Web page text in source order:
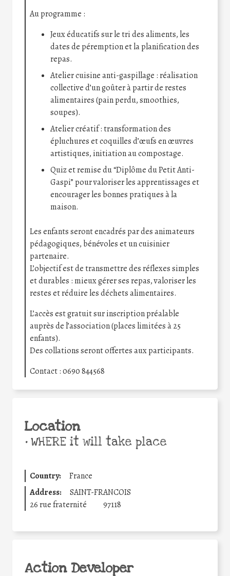
Au programme :
Jeux éducatifs sur le tri des aliments, les
dates de péremption et la planification des
repas.
Atelier cuisine anti-gaspillage : réalisation
collective d’un goûter à partir de restes
alimentaires (pain perdu, smoothies,
soupes).
Atelier créatif : transformation des
épluchures et coquilles d’œufs en œuvres
artistiques, initiation au compostage.
Quiz et remise du “Diplôme du Petit Anti-
Gaspi” pour valoriser les apprentissages et
encourager les bonnes pratiques à la
maison.
Les enfants seront encadrés par des animateurs
pédagogiques, bénévoles et un cuisinier
partenaire.
L’objectif est de transmettre des réflexes simples
et durables : mieux gérer ses repas, valoriser les
restes et réduire les déchets alimentaires.
L’accès est gratuit sur inscription préalable
auprès de l’association (places limitées à 25
enfants).
Des collations seront offertes aux participants.
Contact : 0690 844568
Location
•WHERE it will take place
Country:
France
Address:
SAINT-FRANCOIS
26 rue fraternité
97118
Action Developer